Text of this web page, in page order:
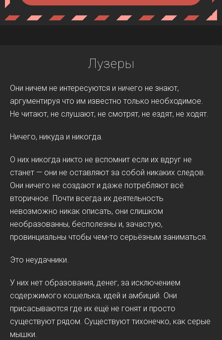
Лузеры
Они ничем не интересуются и ничего не знают,
аргументируя что им известно только необходимое.
Не читают, не слушают, не смотрят, не ездят, не ходят.
Ничего, никуда и никогда.
О них никогда никто не вспомнит если их вдруг не
станет — они не оставляют за собой никаких следов.
Они ничего не создают и даже потребляют всё
вторичное. Почти всегда их деятельность
невозможно никак описать, они слишком
необразованны, бесполезны и, зачастую,
провинциальны чтобы чем-то серьёзным заниматься.
Это неудачники.
У них нет образования, денег, за исключением
содержимого кошелька, идей и амбиций. Они
присасываются где их ещё не гонят и просто
существуют рядом. Существуют тихонечко, как серые
мышки.